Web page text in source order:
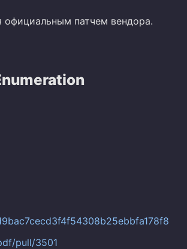
официальным патчем вендора.
pull/3501